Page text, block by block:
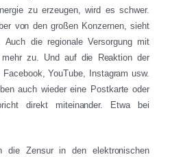
zu erzeugen, wird es schwer.
von den großen Konzernen, sieht
die regionale Versorgung mit
mehr zu. Und auf die Reaktion der
YouTube, Instagram usw.
auch wieder eine Postkarte oder
direkt miteinander. Etwa bei
die Zensur in den elektronischen